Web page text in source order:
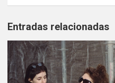
Entradas relacionadas